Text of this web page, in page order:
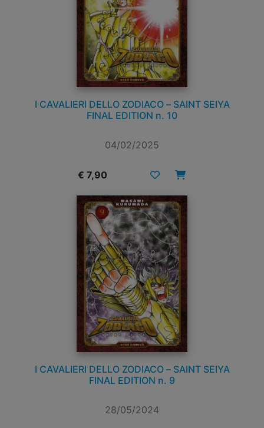
I CAVALIERI DELLO ZODIACO – SAINT SEIYA
FINAL EDITION n. 10
04/02/2025
€ 7,90
I CAVALIERI DELLO ZODIACO – SAINT SEIYA
FINAL EDITION n. 9
28/05/2024